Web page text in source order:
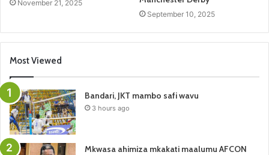
November 21, 2025
September 10, 2025
Most Viewed
Bandari, JKT mambo safi wavu
3 hours ago
Mkwasa ahimiza mkakati maalumu AFCON